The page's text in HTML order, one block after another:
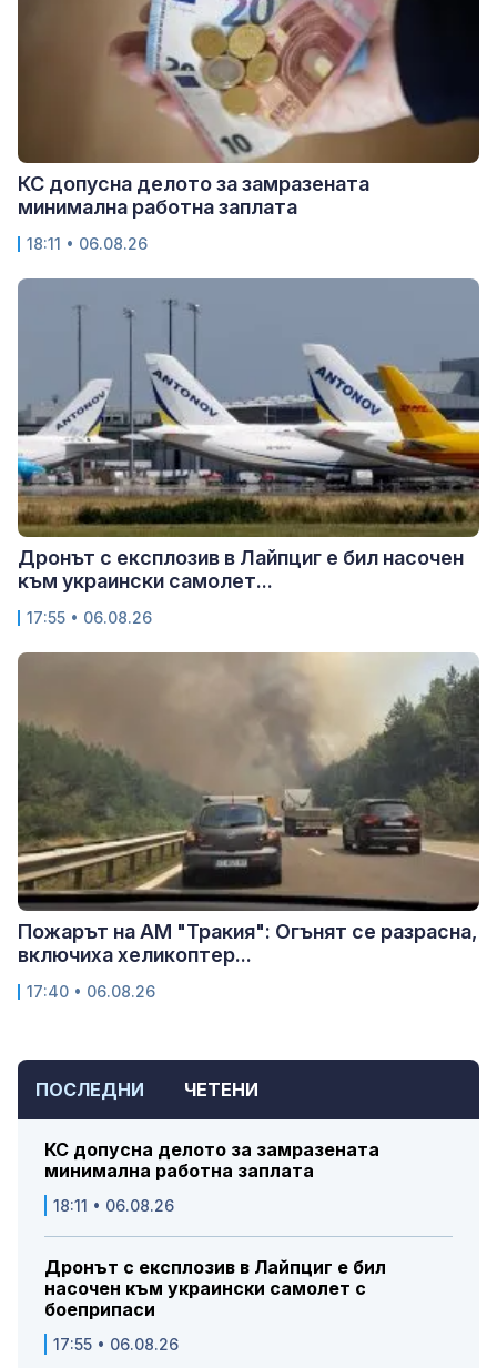
ПОСЛЕДНИ ЧЕТЕНИ
КС допусна делото за замразената
минимална работна заплата
18:11 • 06.08.26
Дронът с експлозив в Лайпциг е бил
насочен към украински самолет с
боеприпаси
17:55 • 06.08.26
КС допусна делото за замразената
минимална работна заплата
18:11 • 06.08.26
Дронът с експлозив в Лайпциг е бил насочен
към украински самолет...
17:55 • 06.08.26
Пожарът на АМ "Тракия": Огънят се разрасна,
включиха хеликоптер...
17:40 • 06.08.26